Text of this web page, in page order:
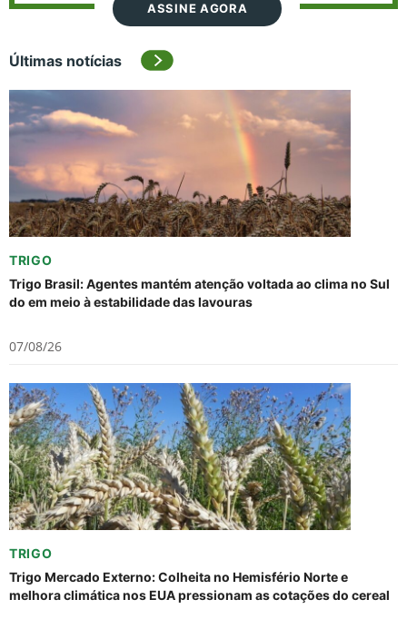
ASSINE AGORA
Últimas notícias
TRIGO
Trigo Brasil: Agentes mantém atenção voltada ao clima no Sul
do em meio à estabilidade das lavouras
07/08/26
TRIGO
Trigo Mercado Externo: Colheita no Hemisfério Norte e
melhora climática nos EUA pressionam as cotações do cereal